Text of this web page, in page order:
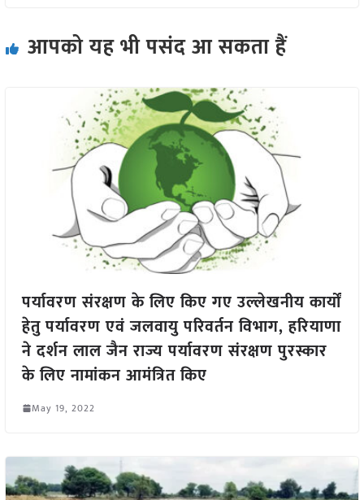
आपको यह भी पसंद आ सकता हैं
पर्यावरण संरक्षण के लिए किए गए उल्लेखनीय कार्यों
हेतु पर्यावरण एवं जलवायु परिवर्तन विभाग, हरियाणा
ने दर्शन लाल जैन राज्य पर्यावरण संरक्षण पुरस्कार
के लिए नामांकन आमंत्रित किए
May 19, 2022